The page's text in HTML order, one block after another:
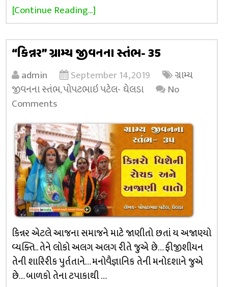
[Continue Reading...]
“કિન્નર” ગ્રામ્ય જીવનના સ્તંભ- 35
admin September 14, 2019
ગ્રામ્ય
જીવનના સ્તંભ,પોપટભાઇ પટેલ- ઘેલડા
No
Comments
કિન્નર એટલે આજના સમાજને માટે જાણીતો છતાં ય અજાણ્યો
વ્યક્તિ.. તેને લોકો અલગ અલગ રીતે જુએ છે… ફીજીશીયન
તેની શારિરીક પુર્તતાને… મનોવૈજ્ઞાનિક તેની મનોદશાને જુએ
છે… બાળકો તેના ટપાકાથી …